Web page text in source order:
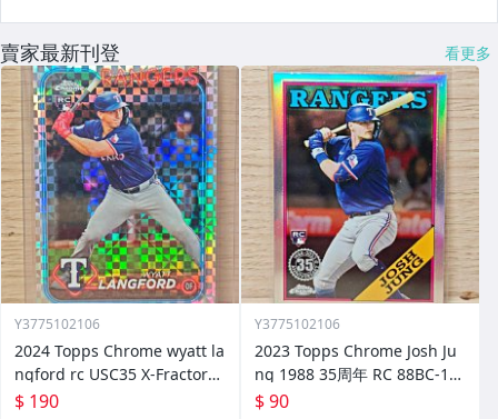
賣家最新刊登 看更多
Y3775102106
2024 Topps Chrome wyatt la
ngford rc USC35 X-Fractor
新人卡 方格閃
$ 190
Y3775102106
2023 Topps Chrome Josh Ju
ng 1988 35周年 RC 88BC-15
遊騎兵
$ 90